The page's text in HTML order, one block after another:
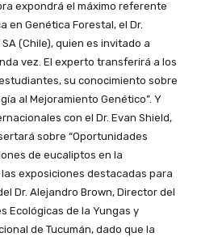
expondrá el máximo referente
en Genética Forestal, el Dr.
(Chile), quien es invitado a
vez. El experto transferirá a los
su conocimiento sobre
al Mejoramiento Genético”. Y
con el Dr. Evan Shield,
sobre “Oportunidades
de eucaliptos en la
exposiciones destacadas para
Dr. Alejandro Brown, Director del
Ecológicas de la Yungas y
de Tucumán, dado que la